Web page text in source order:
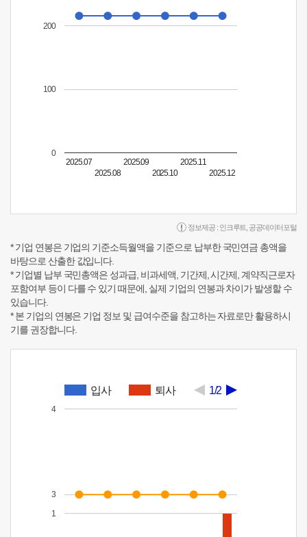
2025.07
2025.08
2025.09
2025.10
2025.11
2025.12
0
100
200
정보제공 : 인크루트 공공데이터포털
* 기업 연봉은 기업의 기준소득월액을 기준으로 납부한 국민연금 총액을
바탕으로 산출한 값입니다.
* 기업별 납부 국민총액은 성과급, 비과세액, 기간제, 시간제, 계약직근로자
포함여부 등이 다를 수 있기 때문에, 실제 기업의 연봉과 차이가 발생할 수
있습니다.
* 본 기업의 연봉은 기업 정보 및 급여수준을 참고하는 자료로만 활용하시
기를 권장합니다.
입사 퇴사 1/2
1
3
4